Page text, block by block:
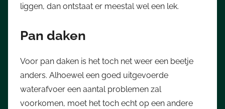
liggen, dan ontstaat er meestal wel een lek.
Pan daken
Voor pan daken is het toch net weer een beetje
anders. Alhoewel een goed uitgevoerde
waterafvoer een aantal problemen zal
voorkomen, moet het toch echt op een andere